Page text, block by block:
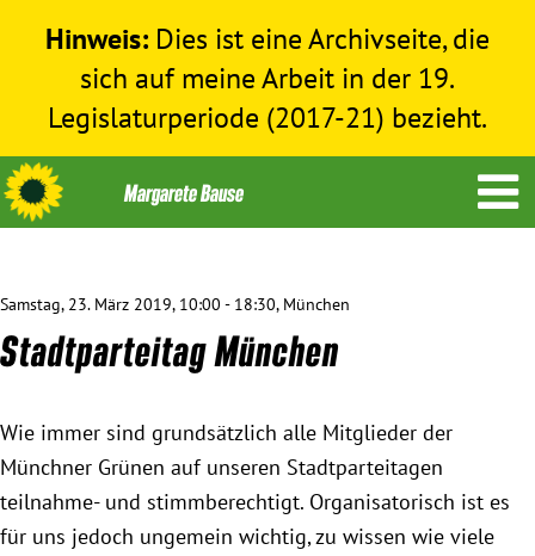
Hinweis: Dies ist eine Archivseite, die
sich auf meine Arbeit in der 19.
Legislaturperiode (2017-21) bezieht.
Themen
Humanitäre Hilfe
Bundestag 2017-2021
Samstag, 23. März 2019, 10:00 - 18:30, München
Stadtparteitag München
Wie immer sind grundsätzlich alle Mitglieder der
Münchner Grünen auf unseren Stadtparteitagen
teilnahme- und stimmberechtigt. Organisatorisch ist es
für uns jedoch ungemein wichtig, zu wissen wie viele